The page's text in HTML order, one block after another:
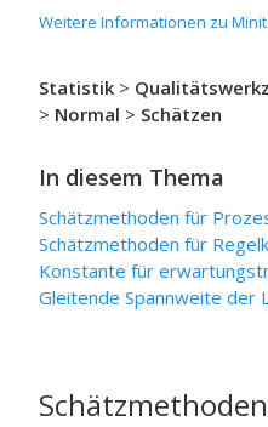
Weitere Informationen zu
Statistik >
> Normal > Schätzen
In diesem Thema
Schätzmethoden für
Schätzmethoden für
Konstante für
Gleitende Spannweite der